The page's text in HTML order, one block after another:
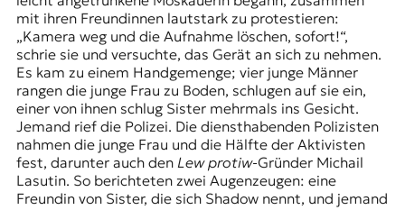
s
m
u
s
u
n
d
M
e
d
e
mit ihren Freundinnen lautstark zu protestieren:
„Kamera weg und die Aufnahme löschen, sofort!“,
schrie sie und versuchte, das Gerät an sich zu nehmen.
Es kam zu einem Handgemenge; vier junge Männer
rangen die junge Frau zu Boden, schlugen auf sie ein,
einer von ihnen schlug Sister mehrmals ins Gesicht.
Jemand rief die Polizei. Die diensthabenden Polizisten
nahmen die junge Frau und die Hälfte der Aktivisten
fest, darunter auch den Lew protiw-Gründer Michail
Lasutin. So berichteten zwei Augenzeugen: eine
Freundin von Sister, die sich Shadow nennt, und jemand